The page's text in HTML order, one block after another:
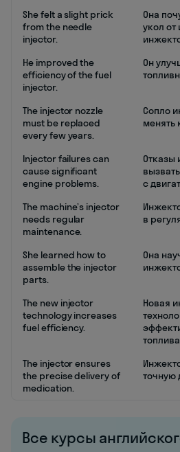
She felt a slight prick
from the needle
injector.
Она
укол от
He improved the
efficiency of the fuel
injector.
Он
The injector nozzle
must be replaced
every few years.
Сопло
менять
Injector failures can
cause significant
engine problems.
Отказы
с
The machine’s injector
needs regular
maintenance.
в
She learned how to
assemble the injector
parts.
Она
The new injector
technology increases
fuel efficiency.
Новая
The injector ensures
the precise delivery of
medication.
точную
Все курсы